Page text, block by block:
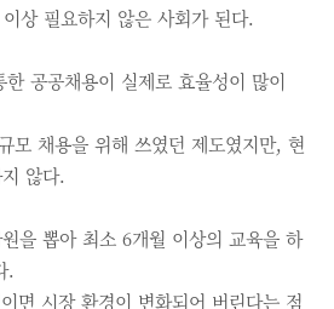
상 필요하지 않은 사회가 된다.
한 공공채용이 실제로 효율성이 많이
모 채용을 위해 쓰였던 제도였지만, 현
않다.
을 뽑아 최소 6개월 이상의 교육을 하
.
면 시장 환경이 변화되어 버린다는 점